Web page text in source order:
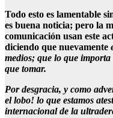
Todo esto es lamentable
es buena noticia; pero la
comunicación usan este
diciendo que nuevamente
medios; que lo que
que tomar.
Por desgracia, y como
el lobo! lo que estamos
internacional de la